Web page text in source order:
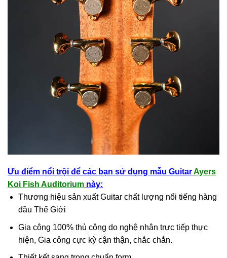
Ưu điểm nổi trội để các bạn sử dụng mẫu GuitarAyers
Koi Fish Auditorium này:
Thương hiệu sản xuất Guitar chất lượng nổi tiếng hàng
đầu Thế Giới
Gia công 100% thủ công do nghệ nhân trực tiếp thực
hiện, Gia công cực kỳ cận thận, chắc chắn.